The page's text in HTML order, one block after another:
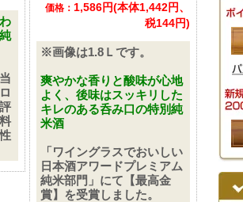
価格： 1,586円(本体1,442円、
税144円)
※画像は1.8Ｌです。
爽やかな香りと酸味が心地
よく、後味はスッキリした
キレのある呑み口の特別純
米酒
「ワイングラスでおいしい
日本酒アワードプレミアム
純米部門」にて【最高金
賞】を受賞しました。